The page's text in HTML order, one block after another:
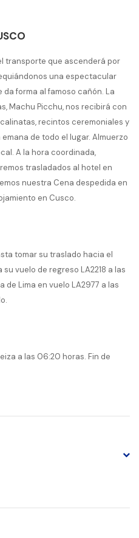
transporte que ascenderá por
una espectacular
forma al famoso cañón. La
Machu Picchu, nos recibirá con
recintos ceremoniales y
de todo el lugar. Almuerzo
A la hora coordinada,
trasladados al hotel en
nuestra Cena despedida en
en Cusco.
tomar su traslado hacia el
vuelo de regreso LA2218 a las
de Lima en vuelo LA2977 a las
a las 06:20 horas. Fin de